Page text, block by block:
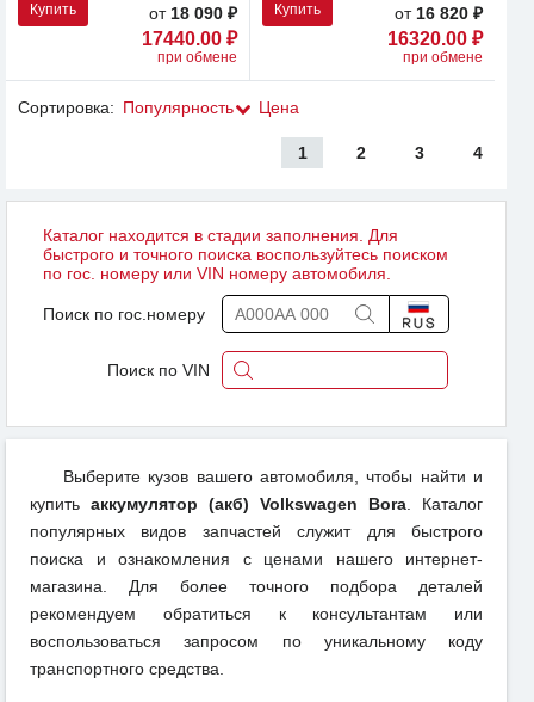
Купить от 18 090 ₽
17440.00 ₽
при обмене
Купить от 16 820 ₽
16320.00 ₽
при обмене
Сортировка: Популярность Цена
1 2 3 4
Каталог находится в стадии заполнения. Для
быстрого и точного поиска воспользуйтесь поиском
по гос. номеру или VIN номеру автомобиля.
Поиск по гос.номеру
Поиск по VIN
Выберите кузов вашего автомобиля, чтобы найти и
купить аккумулятор (акб) Volkswagen Bora. Каталог
популярных видов запчастей служит для быстрого
поиска и ознакомления с ценами нашего интернет-
магазина. Для более точного подбора деталей
рекомендуем обратиться к консультантам или
воспользоваться запросом по уникальному коду
транспортного средства.